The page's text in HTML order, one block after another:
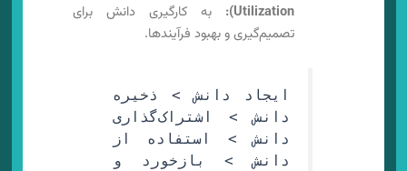
Utilization):
به کارگیری دانش برای
تصمیم‌گیری و بهبود فرآیندها.
ایجاد دانش > ذخیره
دانش > اشتراک‌گذاری
دانش > استفاده از
دانش > بازخورد و